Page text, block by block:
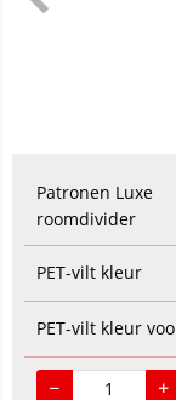
Patronen Luxe
roomdivider
PET-vilt kleur
PET-vilt kleur